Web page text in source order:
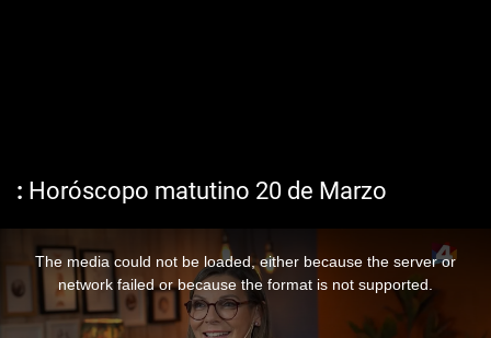
Horóscopo matutino 20 de Marzo
The media could not be loaded, either because the server or
network failed or because the format is not supported.